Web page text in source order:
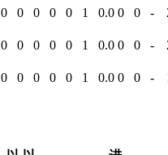
0 0 0 0 0 1 0.0 0 0 -
0 0 0 0 0 1 0.0 0 0 -
0 0 0 0 0 1 0.0 0 0 -